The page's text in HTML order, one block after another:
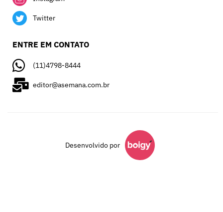
Twitter
ENTRE EM CONTATO
(11)4798-8444
editor@asemana.com.br
Desenvolvido por